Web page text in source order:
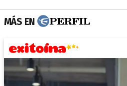
MÁS EN